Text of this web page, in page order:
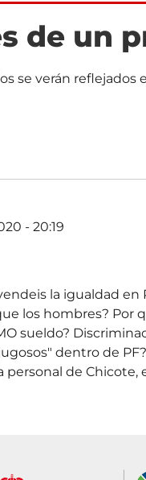
de un
se verán
- 20:19
la igualdad en
los hombres? Por
sueldo?
dentro de
personal de